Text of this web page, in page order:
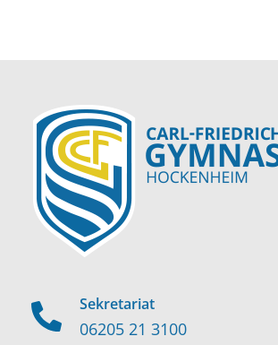
Sekretariat
06205 21 3100